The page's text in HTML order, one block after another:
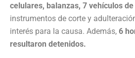
celulares, balanzas, 7 vehículos
instrumentos de corte y
interés para la causa. Además, 6
resultaron detenidos.